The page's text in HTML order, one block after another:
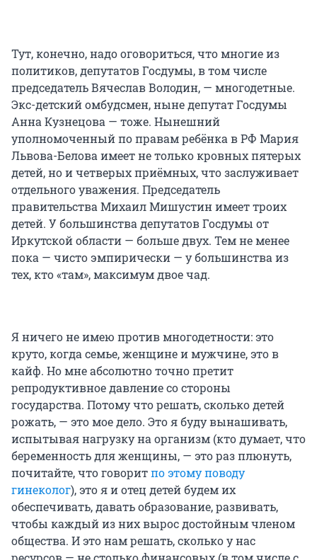
Тут, конечно, надо оговориться, что многие из
политиков, депутатов Госдумы, в том числе
председатель Вячеслав Володин, — многодетные.
Экс-детский омбудсмен, ныне депутат Госдумы
Анна Кузнецова — тоже. Нынешний
уполномоченный по правам ребёнка в РФ Мария
Львова-Белова имеет не только кровных пятерых
детей, но и четверых приёмных, что заслуживает
отдельного уважения. Председатель
правительства Михаил Мишустин имеет троих
детей. У большинства депутатов Госдумы от
Иркутской области — больше двух. Тем не менее
пока — чисто эмпирически — у большинства из
тех, кто «там», максимум двое чад.
Я ничего не имею против многодетности: это
круто, когда семье, женщине и мужчине, это в
кайф. Но мне абсолютно точно претит
репродуктивное давление со стороны
государства. Потому что решать, сколько детей
рожать, — это мое дело. Это я буду вынашивать,
испытывая нагрузку на организм (кто думает, что
беременность для женщины, — это раз плюнуть,
почитайте, что говоритпо этому поводу
гинеколог), это я и отец детей будем их
обеспечивать, давать образование, развивать,
чтобы каждый из них вырос достойным членом
общества. И это нам решать, сколько у нас